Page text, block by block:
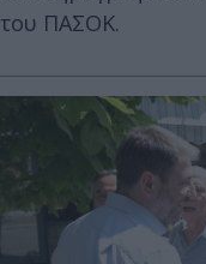
του ΠΑΣΟΚ.